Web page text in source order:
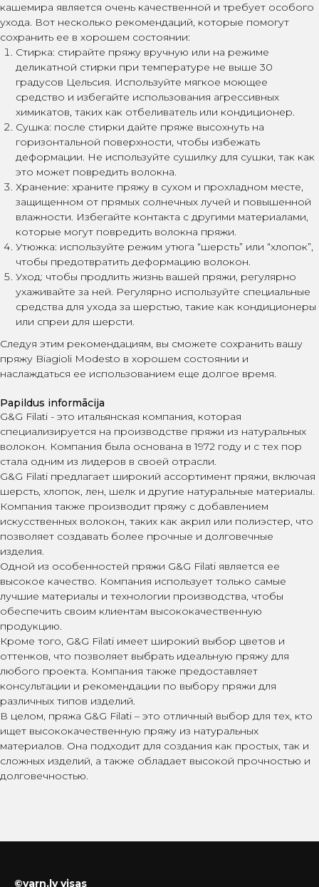
кашемира является очень качественной и требует особого
ухода. Вот несколько рекомендаций, которые помогут
сохранить ее в хорошем состоянии:
Стирка: стирайте пряжу вручную или на режиме
деликатной стирки при температуре не выше 30
градусов Цельсия. Используйте мягкое моющее
средство и избегайте использования агрессивных
химикатов, таких как отбеливатель или кондиционер.
Сушка: после стирки дайте пряже высохнуть на
горизонтальной поверхности, чтобы избежать
деформации. Не используйте сушилку для сушки, так как
это может повредить волокна.
Хранение: храните пряжу в сухом и прохладном месте,
защищенном от прямых солнечных лучей и повышенной
влажности. Избегайте контакта с другими материалами,
которые могут повредить волокна пряжи.
Утюжка: используйте режим утюга “шерсть” или “хлопок”,
чтобы предотвратить деформацию волокон.
Уход: чтобы продлить жизнь вашей пряжи, регулярно
ухаживайте за ней. Регулярно используйте специальные
средства для ухода за шерстью, такие как кондиционеры
или спреи для шерсти.
Следуя этим рекомендациям, вы сможете сохранить вашу
пряжу Biagioli Modesto в хорошем состоянии и
наслаждаться ее использованием еще долгое время.
Papildus informācija
G&G Filati - это итальянская компания, которая
специализируется на производстве пряжи из натуральных
волокон. Компания была основана в 1972 году и с тех пор
стала одним из лидеров в своей отрасли.
G&G Filati предлагает широкий ассортимент пряжи, включая
шерсть, хлопок, лен, шелк и другие натуральные материалы.
Компания также производит пряжу с добавлением
искусственных волокон, таких как акрил или полиэстер, что
позволяет создавать более прочные и долговечные
изделия.
Одной из особенностей пряжи G&G Filati является ее
высокое качество. Компания использует только самые
лучшие материалы и технологии производства, чтобы
обеспечить своим клиентам высококачественную
продукцию.
Кроме того, G&G Filati имеет широкий выбор цветов и
оттенков, что позволяет выбрать идеальную пряжу для
любого проекта. Компания также предоставляет
консультации и рекомендации по выбору пряжи для
различных типов изделий.
В целом, пряжа G&G Filati – это отличный выбор для тех, кто
ищет высококачественную пряжу из натуральных
материалов. Она подходит для создания как простых, так и
сложных изделий, а также обладает высокой прочностью и
долговечностью.
©yarn.lv visas